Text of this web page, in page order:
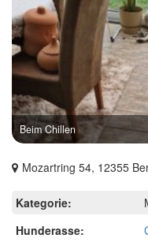
Beim Chillen
Mozartring 54, 12355
Kategorie:
Hunderasse: